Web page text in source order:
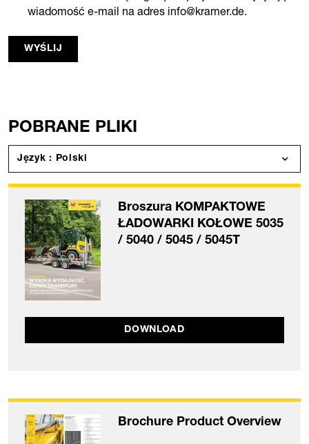
wiadomość e-mail na adres info@kramer.de.
WYŚLIJ
POBRANE PLIKI
Język : Polski
Broszura KOMPAKTOWE
ŁADOWARKI KOŁOWE 5035
/ 5040 / 5045 / 5045T
DOWNLOAD
Brochure Product Overview